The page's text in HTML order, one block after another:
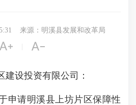
来源：明溪县发展和改革局
 
建设投资有限公司：
请明溪县上坊片区保障性